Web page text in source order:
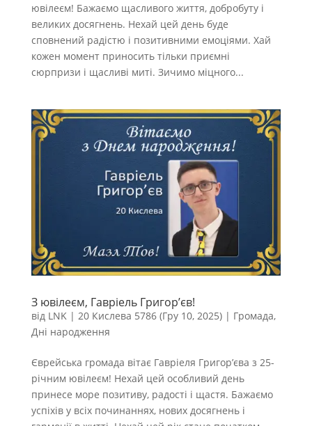
ювілеєм! Бажаємо щасливого життя, добробуту і
великих досягнень. Нехай цей день буде
сповнений радістю і позитивними емоціями. Хай
кожен момент приносить тільки приємні
сюрпризи і щасливі миті. Зичимо міцного...
З ювілеєм, Гавріель Григор’єв!
від LNK| 20 Кислева 5786 (Гру 10, 2025)| Громада,
Дні народження
Єврейська громада вітає Гавріеля Григор’єва з 25-
річним ювілеєм! Нехай цей особливий день
принесе море позитиву, радості і щастя. Бажаємо
успіхів у всіх починаннях, нових досягнень і